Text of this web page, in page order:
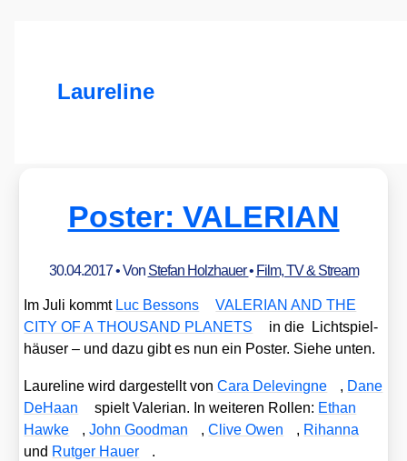
Laureline
Poster: VALERIAN
30.04.2017• Von Stefan Holzhauer• Film, TV & Stream
Im Juli kommt Luc Bes­sons
VALERIAN AND THE
CITY OF A THOUSAND PLANETS
in die Licht­spiel­
häu­ser – und dazu gibt es nun ein Pos­ter. Sie­he unten.
Lau­re­li­ne wird dar­ge­stellt vonCara Dele­ving­ne , Dane
DeHa­an
spielt Vale­ri­an. In wei­te­ren Rol­len: Ethan
Haw­ke
,John Good­man ,Cli­ve Owen , Rihan­na
und Rut­ger Hau­er .